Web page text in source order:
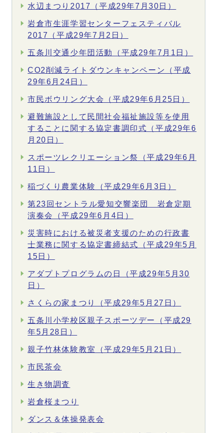
水辺まつり2017（平成29年7月30日）
岩倉市生涯学習センターフェスティバル
2017（平成29年7月2日）
五条川交通少年団活動（平成29年7月1日）
CO2削減ライトダウンキャンペーン（平成
29年6月24日）
市民ボウリング大会（平成29年6月25日）
避難施設として民間社会福祉施設等を使用
することに関する協定書調印式（平成29年6
月20日）
スポーツレクリエーション祭（平成29年6月
11日）
稲づくり農業体験（平成29年6月3日）
第23回セントラル愛知交響楽団 岩倉定期
演奏会（平成29年6月4日）
災害時における被災者支援のための行政書
士業務に関する協定書締結式（平成29年5月
15日）
アダプトプログラムの日（平成29年5月30
日）
さくらの家まつり（平成29年5月27日）
五条川小学校区親子スポーツデー（平成29
年5月28日）
親子竹林体験教室（平成29年5月21日）
市民茶会
生き物調査
岩倉桜まつり
ダンス＆体操発表会